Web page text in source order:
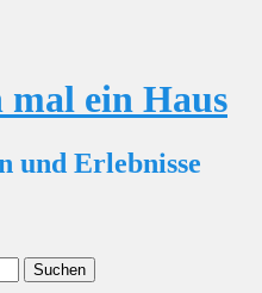
ein Haus
und Erlebnisse